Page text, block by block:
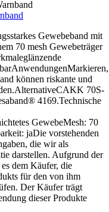
Gewebeband mit
70 mesh Gewebeträger
können riskante und
70S-
4169.Technische
GewebeMesh: 70
jaDie vorstehenden
die wir als
darstellen. Aufgrund der
dem Käufer, die
für den von ihm
Der Käufer trägt
dieser Produkte